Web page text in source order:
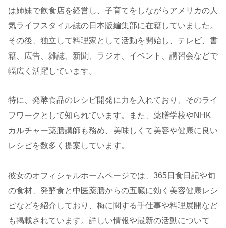
は姉妹で飲食店を経営し、子育てをしながらアメリカの人
気ライフスタイル誌の日本版編集部に在籍していました。
その後、独立して料理家として活動を開始し、テレビ、書
籍、広告、雑誌、新聞、ラジオ、イベント、講習会などで
幅広く活躍しています。
特に、発酵食品のレシピ開発に力を入れており、そのライ
フワークとして知られています。また、薬膳学校やNHK
カルチャー薬膳講師も務め、美味しくて美容や健康に良い
レシピを数多く提案しています。
彼女のオフィシャルホームページでは、365日食日記や旬
の食材、発酵食と中医薬膳からの五臓に効く美容健康レシ
ピなどを紹介しており、梅に関する手仕事や料理展開など
も掲載されています。詳しい情報や最新の活動について